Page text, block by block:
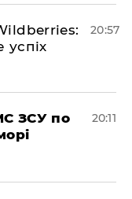
успіх
20:57
ЗСУ по
20:11